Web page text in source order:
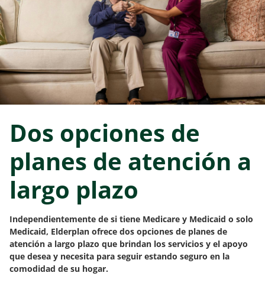
Dos opciones de
planes de atención a
largo plazo
Independientemente de si tiene Medicare y Medicaid o solo
Medicaid, Elderplan ofrece dos opciones de planes de
atención a largo plazo que brindan los servicios y el apoyo
que desea y necesita para seguir estando seguro en la
comodidad de su hogar.